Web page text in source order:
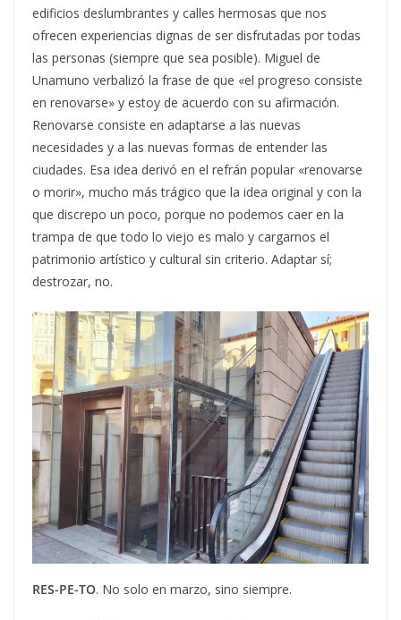
edificios deslumbrantes y calles hermosas que nos
ofrecen experiencias dignas de ser disfrutadas por todas
las personas (siempre que sea posible). Miguel de
Unamuno verbalizó la frase de que «el progreso consiste
en renovarse» y estoy de acuerdo con su afirmación.
Renovarse consiste en adaptarse a las nuevas
necesidades y a las nuevas formas de entender las
ciudades. Esa idea derivó en el refrán popular «renovarse
o morir», mucho más trágico que la idea original y con la
que discrepo un poco, porque no podemos caer en la
trampa de que todo lo viejo es malo y cargarnos el
patrimonio artístico y cultural sin criterio. Adaptar sí;
destrozar, no.
RES-PE-TO. No solo en marzo, sino siempre.